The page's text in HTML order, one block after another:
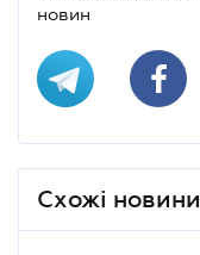
новин
Схожі новини